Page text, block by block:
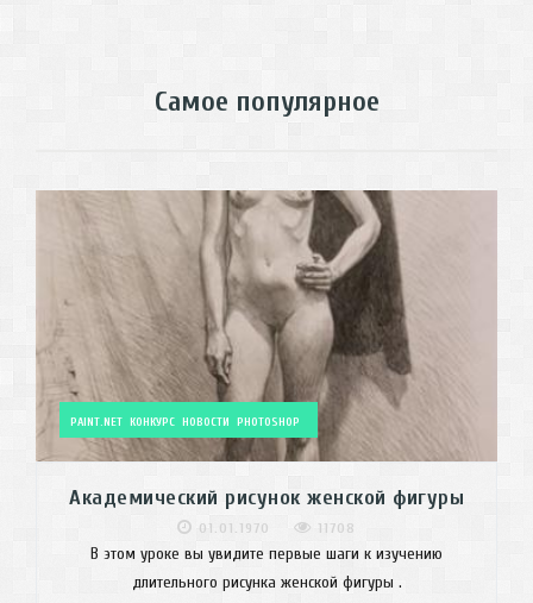
Самое популярное
PAINT.NET КОНКУРС НОВОСТИ PHOTOSHOP
Академический рисунок женской фигуры
01.01.1970 11708
В этом уроке вы увидите первые шаги к изучению
длительного рисунка женской фигуры .